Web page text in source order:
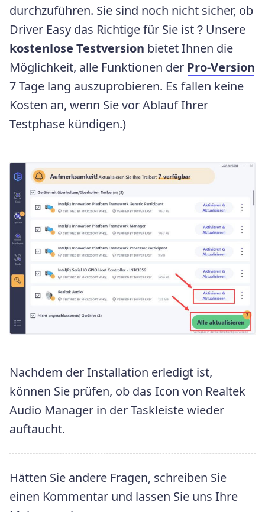
durchzuführen. Sie sind noch nicht sicher, ob
Driver Easy das Richtige für Sie ist？Unsere
kostenlose Testversion bietet Ihnen die
Möglichkeit, alle Funktionen der Pro-Version
7 Tage lang auszuprobieren. Es fallen keine
Kosten an, wenn Sie vor Ablauf Ihrer
Testphase kündigen.)
Nachdem der Installation erledigt ist,
können Sie prüfen, ob das Icon von Realtek
Audio Manager in der Taskleiste wieder
auftaucht.
Hätten Sie andere Fragen, schreiben Sie
einen Kommentar und lassen Sie uns Ihre